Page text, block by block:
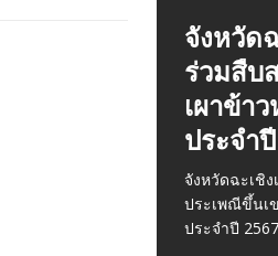
จังหวัด
ร่วมสืบ
เผาข้า
ประจำ
จังหวัดฉะเชิ
ประเพณีขึ้นเ
ประจำปี 2567
ร้าน
ซ.สยา
เสือ อ.
จ.สมุทร
หนังสือพิมพ์ช
ยัตสึ โคขุน ร้า
ห้องแอร์เย็นๆ
ฉะเชิง
นำทีมส
แจกขอ
ท้ายปีเ
ฉะเชิงเทรา
ซานต้า ลุยแจ
ต้อนรับปีใหม่
จังหวัด
พิธีต่อต้
(ประเท
วันนี้ 8 ธันวาค
ประชุมมรุพง
จังหวัดฉะเชิ